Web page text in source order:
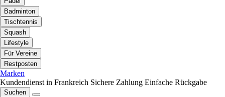
Badminton
Tischtennis
Squash
Lifestyle
Für Vereine
Restposten
Marken
Kundendienst in Frankreich Sichere Zahlung Einfache Rückgabe
Suchen